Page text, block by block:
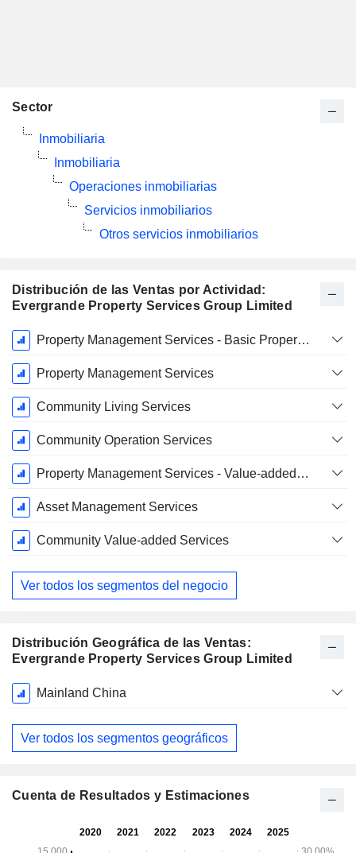
Distribución de las Ventas por Actividad:
Evergrande Property Services Group Limited
Período
fiscal:
Diciembre
Property Management Services - Basic Property Management Services
Property Management Services
Community Living Services
Community Operation Services
Property Management Services - Value-added Services To Non-property Owners
Asset Management Services
Community Value-added Services
Ver todos los segmentos del negocio
Distribución Geográfica de las Ventas:
Evergrande Property Services Group Limited
Período
fiscal:
Diciembre
Mainland China
Ver todos los segmentos geográficos
Sector
Inmobiliaria
Inmobiliaria
Operaciones inmobiliarias
Servicios inmobiliarios
Otros servicios inmobiliarios
Cuenta de Resultados y Estimaciones